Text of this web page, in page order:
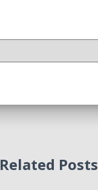
Related Posts